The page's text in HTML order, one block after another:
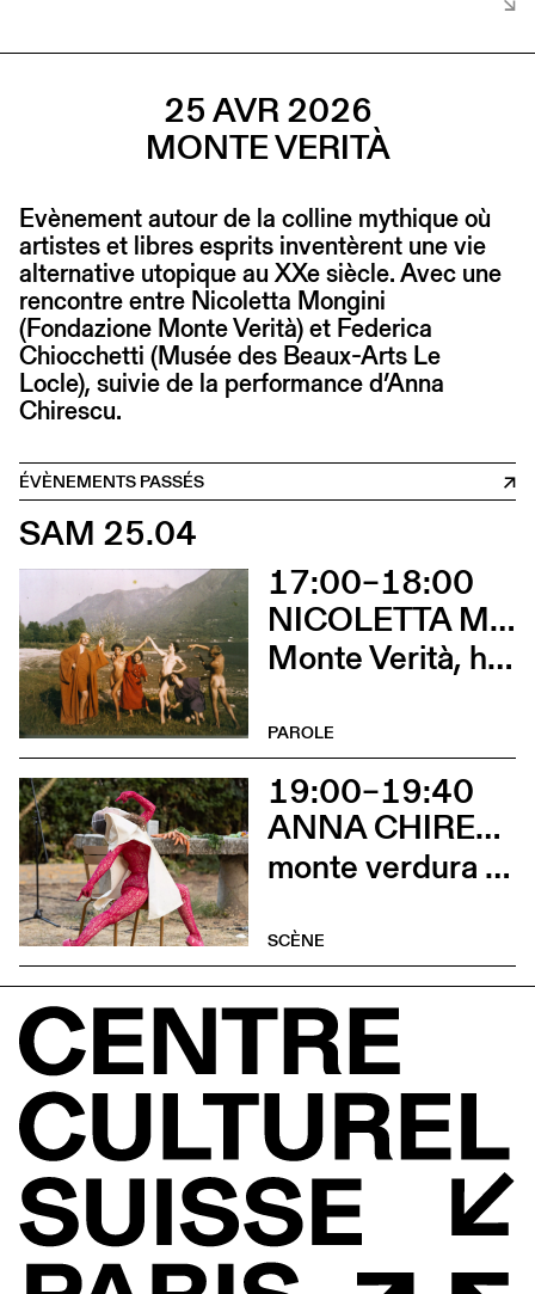
25 AVR 2026
MONTE VERITÀ
Evènement autour de la colline mythique où
artistes et libres esprits inventèrent une vie
alternative utopique au XXe siècle. Avec une
rencontre entre Nicoletta Mongini
(Fondazione Monte Verità) et Federica
Chiocchetti (Musée des Beaux-Arts Le
Locle), suivie de la performance d’Anna
Chirescu.
ÉVÈNEMENTS PASSÉS
SAM 25.04
17:00–18:00
NICOLETTA MONGINI ET FEDERICA CHIOCCHETTI
Monte Verità, histoire et futur du mont magnétique
PAROLE
19:00–19:40
ANNA CHIRESCU
monte verdura (prélude)
SCÈNE